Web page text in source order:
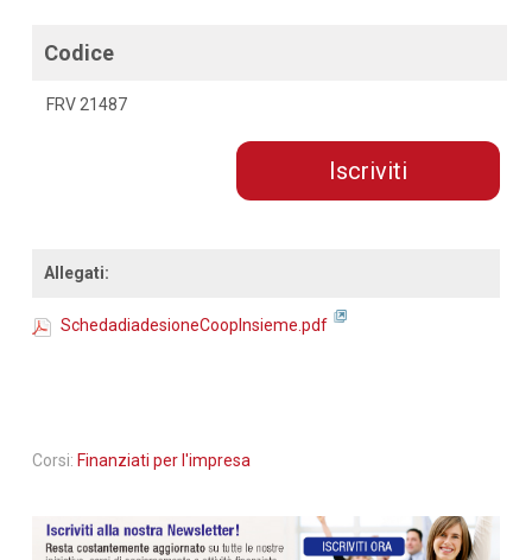
Codice
FRV 21487
Iscriviti
Allegati:
SchedadiadesioneCoopInsieme.pdf
Corsi: Finanziati per l'impresa